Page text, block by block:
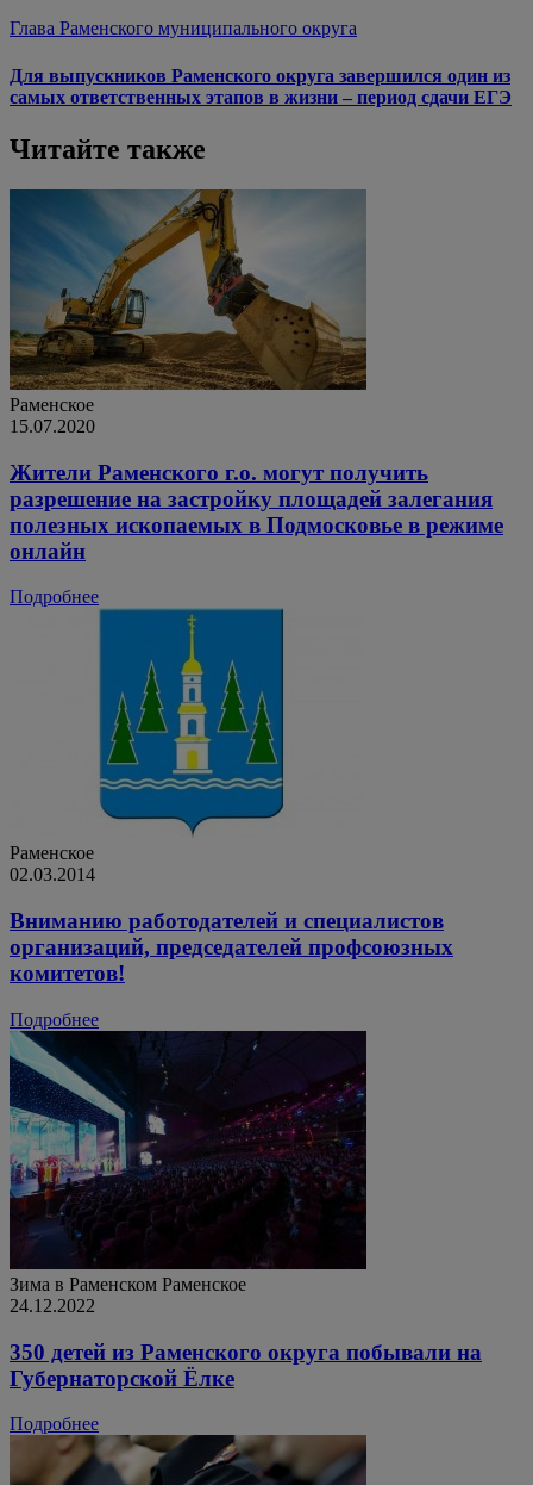
Глава Раменского муниципального округа
Для выпускников Раменского округа завершился один из
самых ответственных этапов в жизни – период сдачи ЕГЭ
Читайте также
Раменское
15.07.2020
Жители Раменского г.о. могут получить
разрешение на застройку площадей залегания
полезных ископаемых в Подмосковье в режиме
онлайн
Подробнее
Раменское
02.03.2014
Вниманию работодателей и специалистов
организаций, председателей профсоюзных
комитетов!
Подробнее
Зима в Раменском Раменское
24.12.2022
350 детей из Раменского округа побывали на
Губернаторской Ёлке
Подробнее